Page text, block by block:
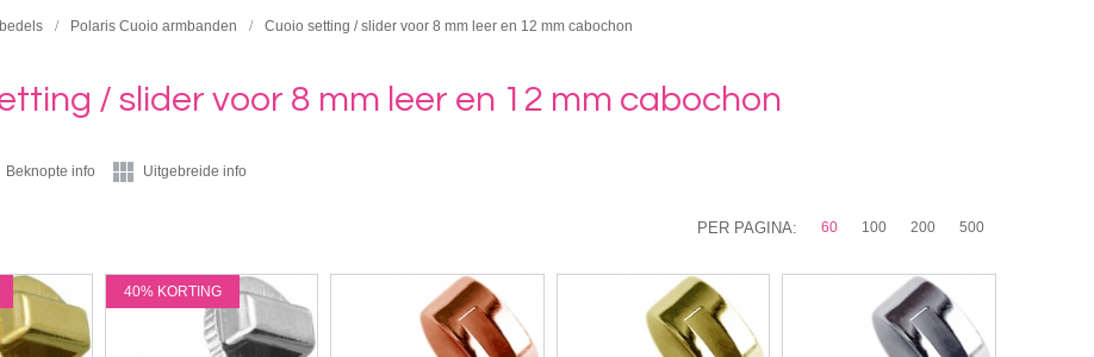
Polaris Cuoio armbanden Cuoio setting / slider voor 8 mm leer en 12 mm cabochon
/ slider voor 8 mm leer en 12 mm cabochon
Beknopte info Uitgebreide info
PER PAGINA: 60 100 200 500
40% KORTING